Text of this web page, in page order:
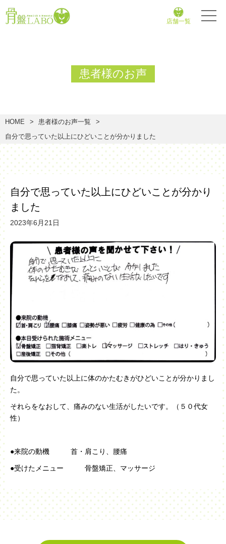
店舗一覧
患者様のお声
HOME
患者様のお声一覧
自分で思っていた以上にひどいことが分かりました
自分で思っていた以上にひどいことが分かり
ました
2023年6月21日
自分で思っていた以上に体のかたむきがひどいことが分かりまし
た。
それらをなおして、痛みのない生活がしたいです。（５０代女
性）
●来院の動機 首・肩こり、腰痛
●受けたメニュー 骨盤矯正、マッサージ